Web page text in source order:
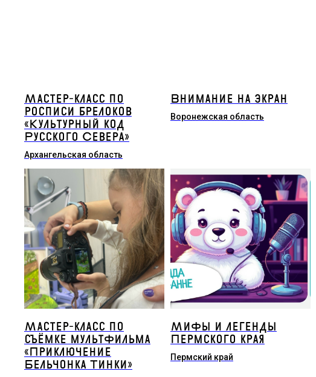
Мастер-класс по
росписи брелоков
«Культурный код
Русского Севера»
Архангельская область
Внимание на экран
Воронежская область
Мастер-класс по
съёмке мультфильма
«Приключение
Бельчонка Тинки»
Мифы и легенды
Пермского края
Пермский край